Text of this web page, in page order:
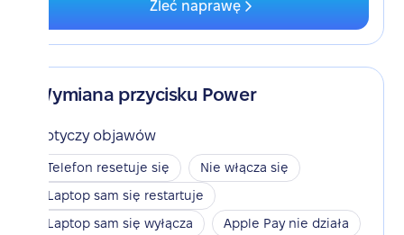
Zleć naprawę
Wymiana przycisku Power
Dotyczy objawów
Telefon resetuje się
Nie włącza się
Laptop sam się restartuje
Laptop sam się wyłącza
Apple Pay nie działa